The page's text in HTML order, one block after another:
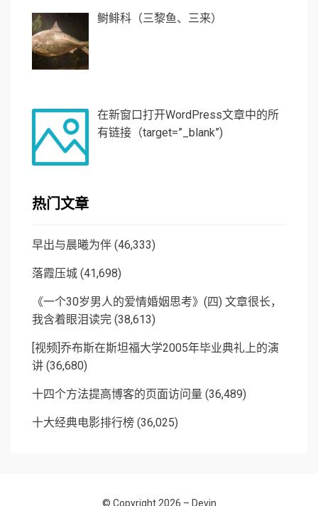
鲥鲱科（三黎鱼、三来）
在新窗口打开WordPress文章中的所
有链接（target=”_blank”)
热门文章
早出与晨曦为伴 (46,333)
落霞压城 (41,698)
《一个30岁男人的爱情婚姻思考》(四) 文章很长，
我含着眼泪读完 (38,613)
[视频]乔布斯在斯坦福大学2005年毕业典礼上的演
讲 (36,680)
十四个方法提高博客的页面访问量 (36,489)
十大经典电影排行榜 (36,025)
© Copyright 2026 – Devin